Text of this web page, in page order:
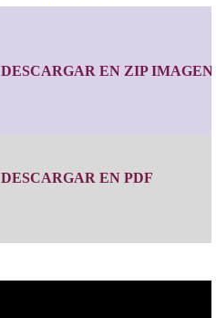
DESCARGAR EN ZIP
DESCARGAR EN PDF